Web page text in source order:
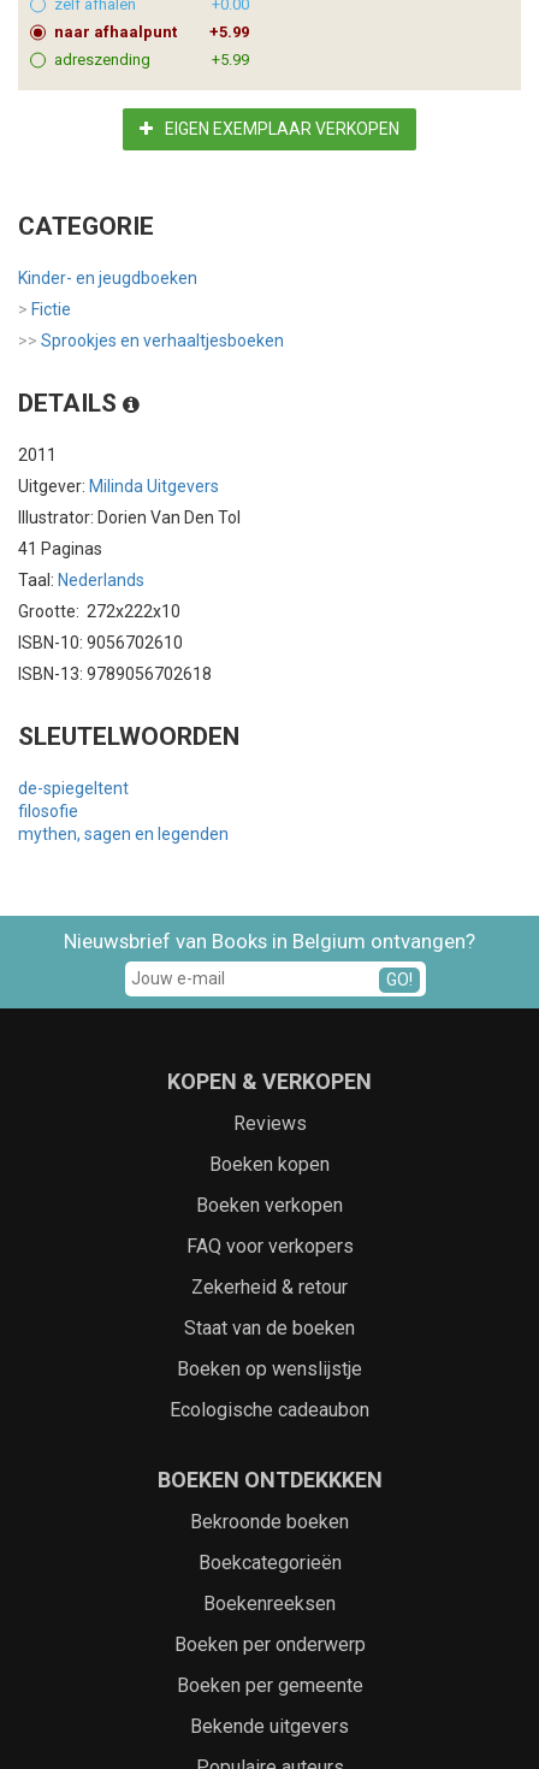
zelf afhalen
+0.00
naar afhaalpunt
+5.99
adreszending
+5.99
EIGEN EXEMPLAAR VERKOPEN
CATEGORIE
Kinder- en jeugdboeken
> Fictie
>> Sprookjes en verhaaltjesboeken
DETAILS
2011
Uitgever: Milinda Uitgevers
Illustrator: Dorien Van Den Tol
41 Paginas
Taal: Nederlands
Grootte: 272x222x10
ISBN-10: 9056702610
ISBN-13: 9789056702618
SLEUTELWOORDEN
de-spiegeltent
filosofie
mythen, sagen en legenden
Nieuwsbrief van Books in Belgium ontvangen?
GO!
KOPEN & VERKOPEN
Reviews
Boeken kopen
Boeken verkopen
FAQ voor verkopers
Zekerheid & retour
Staat van de boeken
Boeken op wenslijstje
Ecologische cadeaubon
BOEKEN ONTDEKKKEN
Bekroonde boeken
Boekcategorieën
Boekenreeksen
Boeken per onderwerp
Boeken per gemeente
Bekende uitgevers